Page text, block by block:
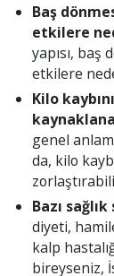
Baş
etkilere
yapısı,
etkilere
Kilo
genel
da, kilo
Bazı
diyeti,
kalp
bireyseniz,